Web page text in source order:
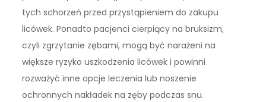
tych schorzeń przed przystąpieniem do zakupu
licówek. Ponadto pacjenci cierpiący na bruksizm,
czyli zgrzytanie zębami, mogą być narażeni na
większe ryzyko uszkodzenia licówek i powinni
rozważyć inne opcje leczenia lub noszenie
ochronnych nakładek na zęby podczas snu.